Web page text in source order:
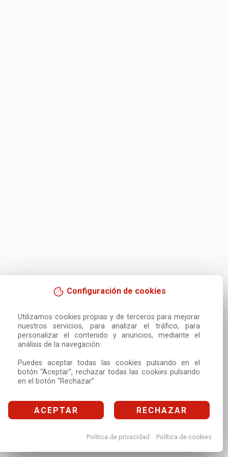
Configuración de cookies
Utilizamos cookies propias y de terceros para mejorar
nuestros servicios, para analizar el tráfico, para
personalizar el contenido y anuncios, mediante el
análisis de la navegación.
Puedes aceptar todas las cookies pulsando en el
botón “Aceptar”, rechazar todas las cookies pulsando
en el botón “Rechazar”
ACEPTAR RECHAZAR
Política de privacidad Política de cookies